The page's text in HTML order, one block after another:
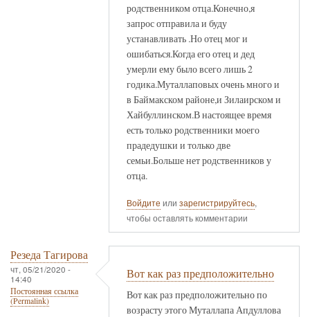
родственником отца.Конечно,я
запрос отправила и буду
устанавливать .Но отец мог и
ошибаться.Когда его отец и дед
умерли ему было всего лишь 2
годика.Муталлаповых очень много и
в Баймакском районе,и Зилаирском и
Хайбуллинском.В настоящее время
есть только родственники моего
прадедушки и только две
семьи.Больше нет родственников у
отца.
Войдите или зарегистрируйтесь,
чтобы оставлять комментарии
Резеда Тагирова
чт, 05/21/2020 -
14:40
Постоянная ссылка
(Permalink)
Вот как раз предположительно
Вот как раз предположительно по
возрасту этого Муталлапа Апдуллова